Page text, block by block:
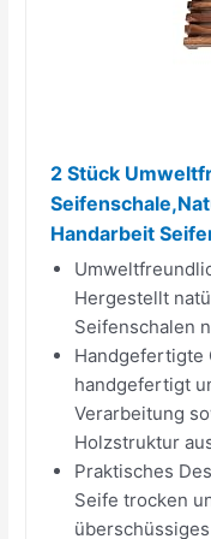
2 Stück
Handarbeit
Hergestellt
Seifenschalen
Handgefertigte
handgefertigt
Verarbeitung
Holzstruktur
Praktisches
Seife trocken